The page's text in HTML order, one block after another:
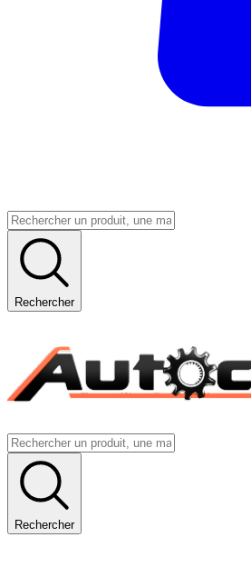
Rechercher
Rechercher